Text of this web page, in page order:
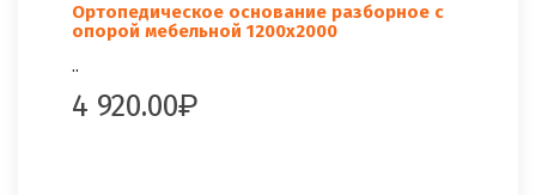
Ортопедическое основание разборное с
опорой мебельной 1200x2000
..
4 920.00